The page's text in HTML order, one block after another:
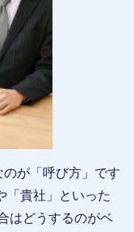
が「呼び方」です
「貴社」といった
はどうするのがベ